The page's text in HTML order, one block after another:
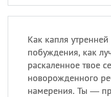
Как капля
побуждения, как
раскаленное твое
новорожденного
намерения. Ты —